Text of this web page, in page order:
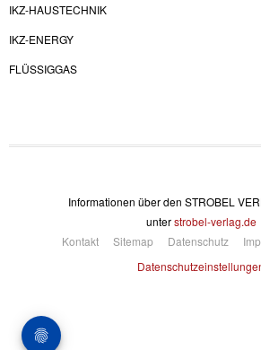
IKZ-HAUSTECHNIK
IKZ-ENERGY
FLÜSSIGGAS
Informationen über den STROBEL
unterstrobel-verlag.de
Kontakt
Sitemap Datenschutz